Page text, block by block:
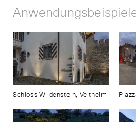
Schloss Wildenstein, Veltheim